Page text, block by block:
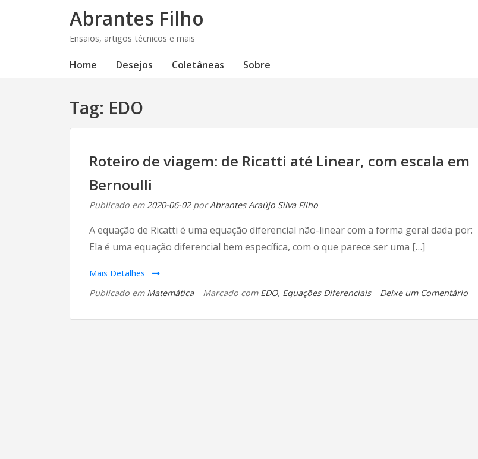
Abrantes Filho
Ensaios, artigos técnicos e mais
Home Desejos Coletâneas Sobre
Tag: EDO
Roteiro de viagem: de Ricatti até Linear, com escala em
Bernoulli
Publicado em2020-06-02porAbrantes Araújo Silva Filho
A equação de Ricatti é uma equação diferencial não-linear com a forma geral dada por:
Ela é uma equação diferencial bem específica, com o que parece ser uma […]
Mais Detalhes
Publicado em Matemática Marcado com EDO, Equações Diferenciais Deixe um Comentárioem
de